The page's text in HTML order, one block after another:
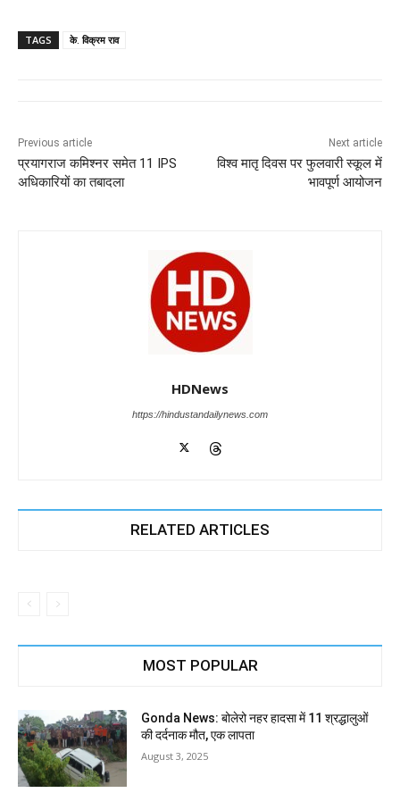
c
o
k
at
p
er
TAGS के. विक्रम राव
Previous article
प्रयागराज कमिश्नर समेत 11 IPS
अधिकारियों का तबादला
Next article
विश्व मातृ दिवस पर फुलवारी स्कूल में
भावपूर्ण आयोजन
HDNews
https://hindustandailynews.com
RELATED ARTICLES
MOST POPULAR
Gonda News: बोलेरो नहर हादसा में 11 श्रद्धालुओं
की दर्दनाक मौत, एक लापता
August 3, 2025